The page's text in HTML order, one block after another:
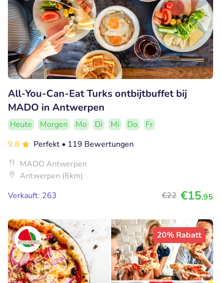
All-You-Can-Eat Turks ontbijtbuffet bij
MADO in Antwerpen
Heute Morgen Mo Di Mi Do
Fr
9.8
Perfekt • 119 Bewertungen
MADO Antwerpen
Antwerpen (6km)
Verkauft: 263
€22 €15,95
20% Rabatt